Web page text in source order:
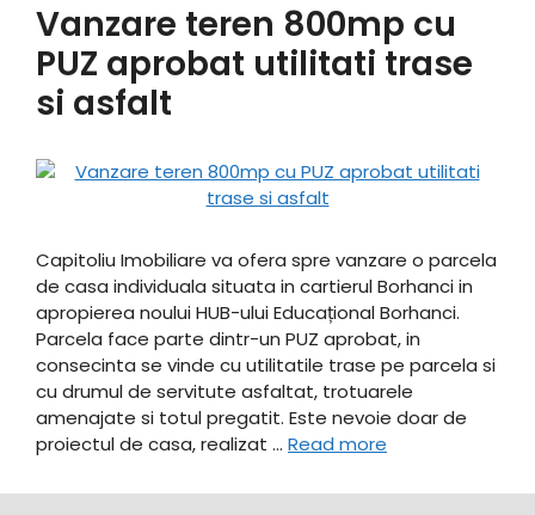
Vanzare teren 800mp cu
PUZ aprobat utilitati trase
si asfalt
Capitoliu Imobiliare va ofera spre vanzare o parcela
de casa individuala situata in cartierul Borhanci in
apropierea noului HUB-ului Educațional Borhanci.
Parcela face parte dintr-un PUZ aprobat, in
consecinta se vinde cu utilitatile trase pe parcela si
cu drumul de servitute asfaltat, trotuarele
amenajate si totul pregatit. Este nevoie doar de
proiectul de casa, realizat … Read more